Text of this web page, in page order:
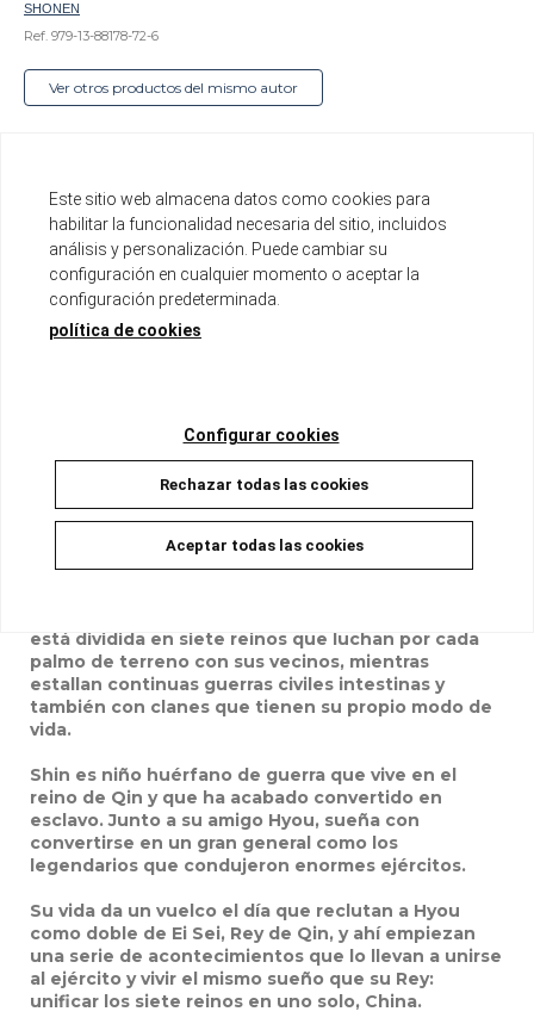
SHONEN
Ref. 979-13-88178-72-6
Ver otros productos del mismo autor
Incluye páginas a color
Disponible
9,00 € 8,55 €
está dividida en siete reinos que luchan por cada
palmo de terreno con sus vecinos, mientras
estallan continuas guerras civiles intestinas y
también con clanes que tienen su propio modo de
vida.
Shin es niño huérfano de guerra que vive en el
reino de Qin y que ha acabado convertido en
esclavo. Junto a su amigo Hyou, sueña con
convertirse en un gran general como los
legendarios que condujeron enormes ejércitos.
Su vida da un vuelco el día que reclutan a Hyou
como doble de Ei Sei, Rey de Qin, y ahí empiezan
una serie de acontecimientos que lo llevan a unirse
al ejército y vivir el mismo sueño que su Rey:
unificar los siete reinos en uno solo, China.
Este sitio web almacena datos como cookies para
habilitar la funcionalidad necesaria del sitio, incluidos
análisis y personalización. Puede cambiar su
configuración en cualquier momento o aceptar la
configuración predeterminada.
política de cookies
Configurar cookies
Rechazar todas las cookies
Aceptar todas las cookies